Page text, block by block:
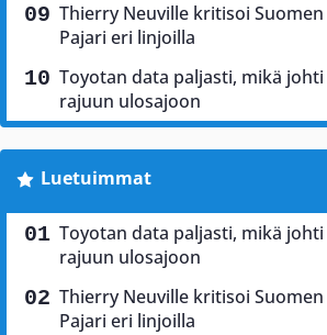
Thierry Neuville kritisoi
Pajari eri linjoilla
Toyotan data paljasti, mikä
rajuun ulosajoon
Luetuimmat
Toyotan data paljasti, mikä
rajuun ulosajoon
Thierry Neuville kritisoi
Pajari eri linjoilla